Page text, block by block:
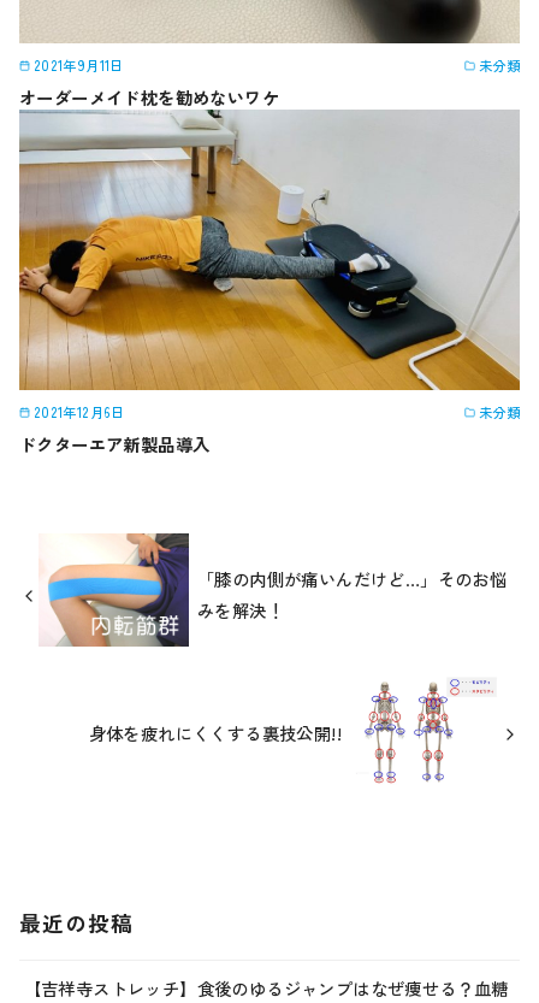
2021年9月11日 未分類
オーダーメイド枕を勧めないワケ
2021年12月6日 未分類
ドクターエア新製品導入
「膝の内側が痛いんだけど…」そのお悩
みを解決！
身体を疲れにくくする裏技公開!!
最近の投稿
【吉祥寺ストレッチ】食後のゆるジャンプはなぜ痩せる？血糖